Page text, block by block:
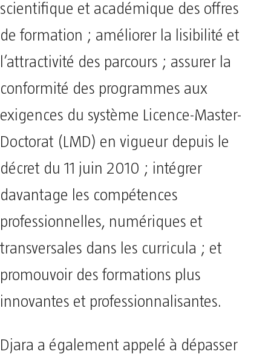
scientifique et académique des offres
de formation ; améliorer la lisibilité et
l’attractivité des parcours ; assurer la
conformité des programmes aux
exigences du système Licence-Master-
Doctorat (LMD) en vigueur depuis le
décret du 11 juin 2010 ; intégrer
davantage les compétences
professionnelles, numériques et
transversales dans les curricula ; et
promouvoir des formations plus
innovantes et professionnalisantes.
Djara a également appelé à dépasser